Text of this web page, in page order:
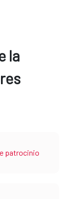
la
patrocinio